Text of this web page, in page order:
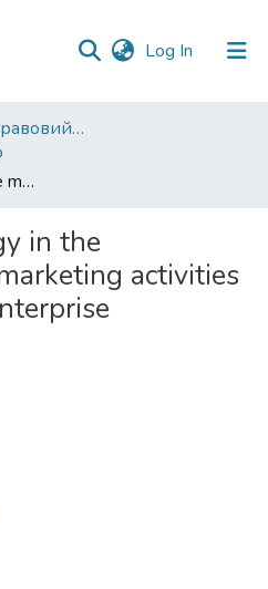
Log In (current)
04. Економіко-правовий факультет
Scrum-technology in the management of marketing activities of construction enterprise
in the
activities